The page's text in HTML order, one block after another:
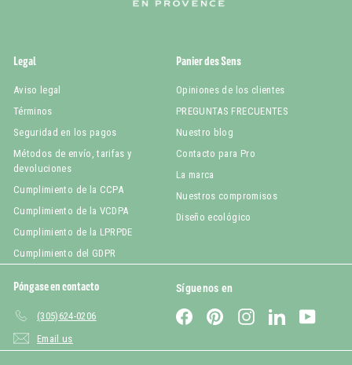
Legal
Aviso legal
Términos
Seguridad en los pagos
Métodos de envío, tarifas y
devoluciones
Cumplimiento de la CCPA
Cumplimiento de la VCDPA
Cumplimiento de la LPRPDE
Cumplimiento del GDPR
Panier des Sens
Opiniones de los clientes
PREGUNTAS FRECUENTES
Nuestro blog
Contacto para Pro
La marca
Nuestros compromisos
Diseño ecológico
Póngase en contacto
(305)624-0206
Email us
Síguenos en
FacebookPinterestInstagramLinkedIn